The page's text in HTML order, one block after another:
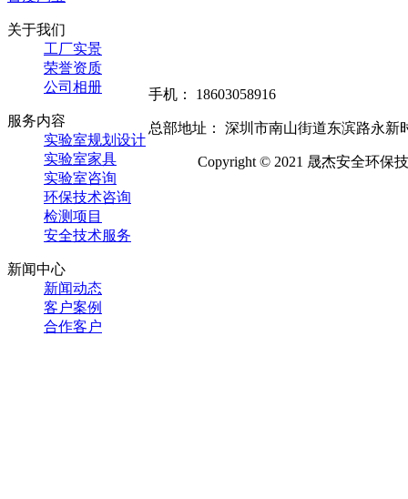
关于我们
工厂实景
荣誉资质
公司相册
服务内容
实验室规划设计
实验室家具
实验室咨询
环保技术咨询
检测项目
安全技术服务
新闻中心
新闻动态
客户案例
合作客户
手机： 18603058916
总部地址： 深圳市南山街道东滨路永新
Copyright © 2021 晟杰安全环保